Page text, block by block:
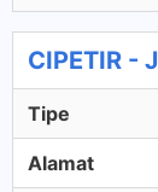
CIPETIR -
Tipe
Alamat